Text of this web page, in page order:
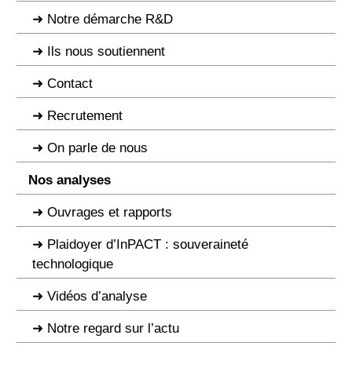
Notre démarche R&D
Ils nous soutiennent
Contact
Recrutement
On parle de nous
Nos analyses
Ouvrages et rapports
Plaidoyer d’InPACT : souveraineté
technologique
Vidéos d’analyse
Notre regard sur l’actu